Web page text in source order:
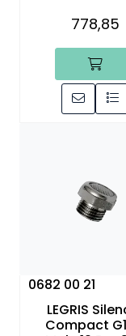
778,85
0682 00 21
LEGRIS
Compact